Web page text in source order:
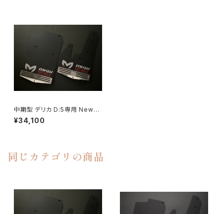
中期型 デリカ D:5専用 Newロ
ゴ MKW マッドフラップ
¥34,100
同じカテゴリの商品